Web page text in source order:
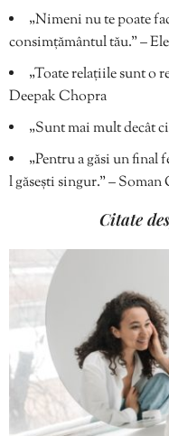
„Nimeni nu te poate
consimțământul tău.” –
„Toate relațiile sunt o
Deepak Chopra
„Sunt mai mult decât
„Pentru a găsi un
l găsești singur.” –
Citate